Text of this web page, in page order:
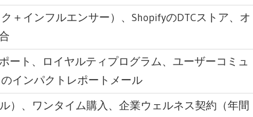
＋インフルエンサー）、ShopifyのDTCストア、オ
ート、ロイヤルティプログラム、ユーザーコミュ
インパクトレポートメール
）、ワンタイム購入、企業ウェルネス契約（年間